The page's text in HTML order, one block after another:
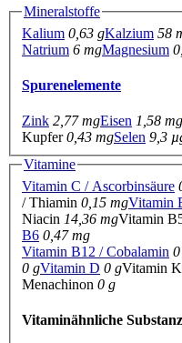
Mineralstoffe
Kalium 0,63 gKalzium 58
Natrium 6 mgMagnesium
Spurenelemente
Zink 2,77 mgEisen 1,58 mg
Kupfer0,43 mgSelen 9,3
Vitamine
Vitamin C / Ascorbinsäure
/ Thiamin 0,15 mgVitamin
Niacin 14,36 mgVitamin
B6 0,47 mg
Vitamin B12 / Cobalamin
0 gVitamin D 0 gVitamin
Menachinon 0 g
Vitaminähnliche